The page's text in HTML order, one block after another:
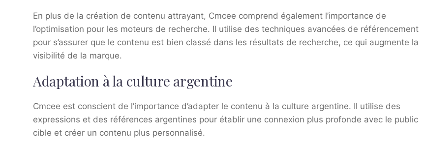
En plus de la création de contenu attrayant, Cmcee comprend également l’importance de
l’optimisation pour les moteurs de recherche. Il utilise des techniques avancées de référencement
pour s’assurer que le contenu est bien classé dans les résultats de recherche, ce qui augmente la
visibilité de la marque.
Adaptation à la culture argentine
Cmcee est conscient de l’importance d’adapter le contenu à la culture argentine. Il utilise des
expressions et des références argentines pour établir une connexion plus profonde avec le public
cible et créer un contenu plus personnalisé.